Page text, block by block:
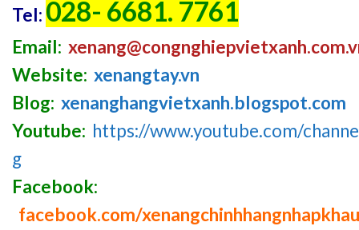
Tel: 028- 6681. 7761
Email:
Website: xenangtay.vn
Blog: xenanghangvietxanh.blogspot.com
Youtube: https://www.youtube.com/
g
Facebook:
facebook.com/xenangchinhhangnhapkhau